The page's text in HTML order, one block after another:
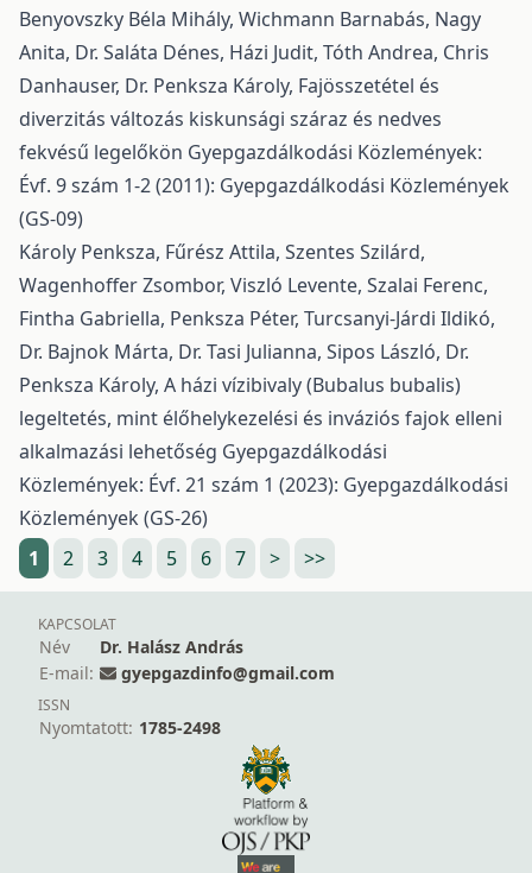
Benyovszky Béla Mihály, Wichmann Barnabás, Nagy
Anita, Dr. Saláta Dénes, Házi Judit, Tóth Andrea, Chris
Danhauser, Dr. Penksza Károly, Fajösszetétel és
diverzitás változás kiskunsági száraz és nedves
fekvésű legelőkön Gyepgazdálkodási Közlemények:
Évf. 9 szám 1-2 (2011): Gyepgazdálkodási Közlemények
(GS-09)
Károly Penksza, Fűrész Attila, Szentes Szilárd,
Wagenhoffer Zsombor, Viszló Levente, Szalai Ferenc,
Fintha Gabriella, Penksza Péter, Turcsanyi-Járdi Ildikó,
Dr. Bajnok Márta, Dr. Tasi Julianna, Sipos László, Dr.
Penksza Károly, A házi vízibivaly (Bubalus bubalis)
legeltetés, mint élőhelykezelési és inváziós fajok elleni
alkalmazási lehetőség Gyepgazdálkodási
Közlemények: Évf. 21 szám 1 (2023): Gyepgazdálkodási
Közlemények (GS-26)
1
2 3 4 5 6 7 > >>
KAPCSOLAT
Név
Dr. Halász András
E-mail:
gyepgazdinfo@gmail.com
ISSN
Nyomtatott: 1785-2498